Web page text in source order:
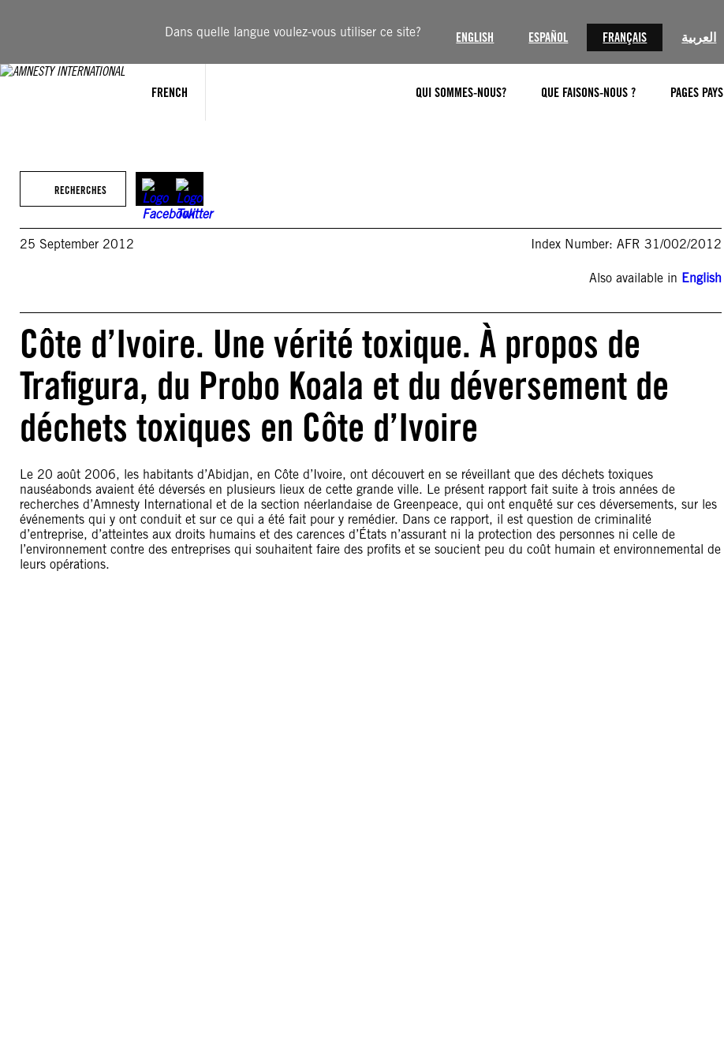
Dans quelle langue voulez-vous utiliser ce site? ENGLISH ESPAÑOL FRANÇAIS العربية
FRENCH QUI SOMMES-NOUS? QUE FAISONS-NOUS ? PAGES PAYS
RECHERCHES
25 September 2012 Index Number: AFR 31/002/2012
Also available in English
Côte d’Ivoire. Une vérité toxique. À propos de
Trafigura, du Probo Koala et du déversement de
déchets toxiques en Côte d’Ivoire
Le 20 août 2006, les habitants d’Abidjan, en Côte d’Ivoire, ont découvert en se réveillant que des déchets toxiques
nauséabonds avaient été déversés en plusieurs lieux de cette grande ville. Le présent rapport fait suite à trois années de
recherches d’Amnesty International et de la section néerlandaise de Greenpeace, qui ont enquêté sur ces déversements, sur les
événements qui y ont conduit et sur ce qui a été fait pour y remédier. Dans ce rapport, il est question de criminalité
d’entreprise, d’atteintes aux droits humains et des carences d’États n’assurant ni la protection des personnes ni celle de
l’environnement contre des entreprises qui souhaitent faire des profits et se soucient peu du coût humain et environnemental de
leurs opérations.